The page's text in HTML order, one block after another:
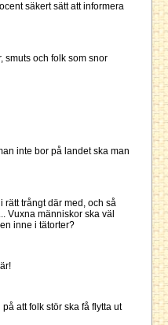
säkert sätt att informera
smuts och folk som snor
inte bor på landet ska man
rätt trångt där med, och så
Vuxna människor ska väl
inne i tätorter?
att folk stör ska få flytta ut